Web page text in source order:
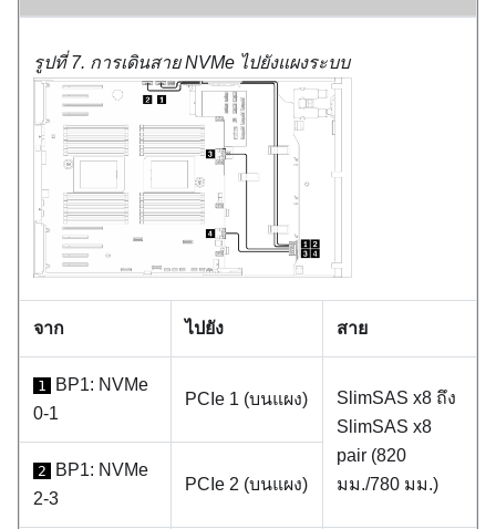
รูปที่ 7. การเดินสาย NVMe ไปยังแผงระบบ
จาก ไปยัง สาย
1
BP1: NVMe
0-1
PCIe 1 (บนแผง)
SlimSAS x8 ถึง
SlimSAS x8
pair (820
มม./780 มม.)
2
BP1: NVMe
2-3
PCIe 2 (บนแผง)